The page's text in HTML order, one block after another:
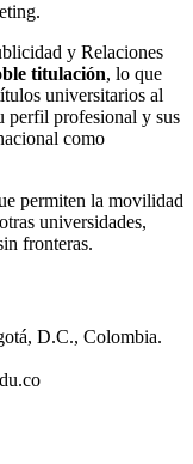
y Relaciones
titulación, lo que
universitarios al
perfil profesional y sus
como
permiten la movilidad
universidades,
fronteras.
D.C., Colombia.